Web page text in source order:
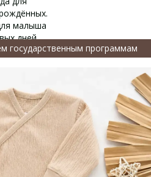
государственным программам